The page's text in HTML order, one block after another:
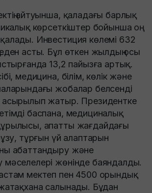
айтуынша, қаладағы барлық
көрсеткіштер бойынша оң
Инвестиция көлемі 632
асты. Бұл өткен жылдың осы
13,2 пайызға артық.
медицина, білім, көлік және
жобалар белсенді
асырылып жатыр. Президентке
баспана, медициналық
апатты жағдайдағы
тұрғын үй алаптарын
абаттандыру және
мәселелері жөнінде баяндалды.
мектеп пен 4500 орындық
салынады. Бұдан